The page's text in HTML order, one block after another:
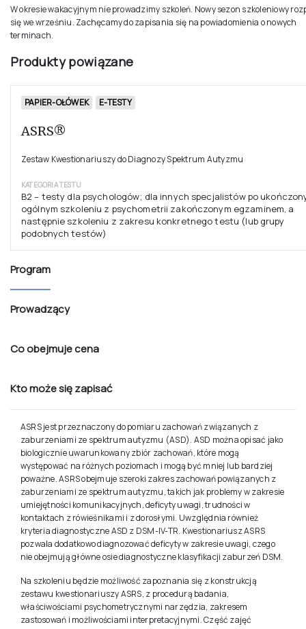
się we wrześniu. Zachęcamy do zapisania się na powiadomienia o nowych
Produkty powiązane
Zestaw Kwestionariuszy do Diagnozy Spektrum Autyzmu
KATEGORIA TESTU
B2 – testy dla psychologów; dla innych specjalistów po
ogólnym szkoleniu z psychometrii zakończonym egzaminem, a
podobnych testów)
Program
Prowadzący
Co obejmuje cena
Kto może się zapisać
ASRSjest przeznaczony do pomiaru zachowań związanych z
zaburzeniami ze spektrum autyzmu (ASD). ASD można opisać jako
biologicznie uwarunkowany zbiór zachowań, które mogą
występować na różnych poziomach i mogą być mniej lub bardziej
poważne. ASRS obejmuje szeroki zakres zachowań powiązanych z
zaburzeniami ze spektrum autyzmu, takich jak problemy w zakresie
umiejętności komunikacyjnych, deficyty uwagi, trudności w
kontaktach z rówieśnikami i z dorosłymi. Uwzględnia również
pozwala dodatkowo diagnozować deficyty w zakresie uwagi, czego
nie obejmują główne osie diagnostyczne klasyfikacji zaburzeń DSM.
Na szkoleniu będzie możliwość zapoznania się z konstrukcją